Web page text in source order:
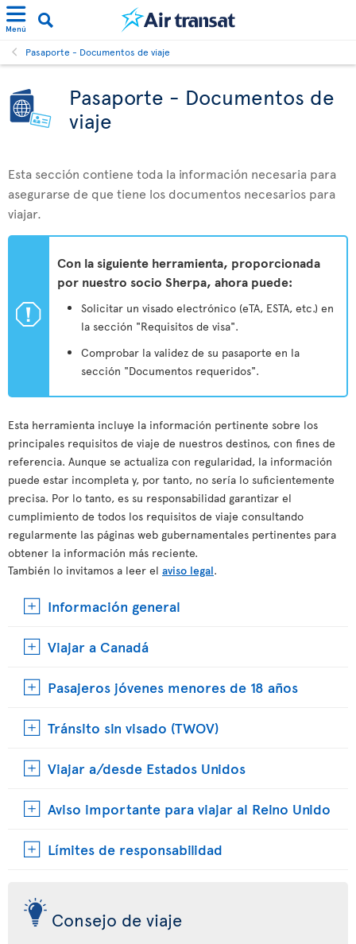
Menú
Pasaporte - Documentos de viaje
Pasaporte - Documentos de
viaje
Esta sección contiene toda la información necesaria para
asegurarse de que tiene los documentos necesarios para
viajar.
ü
Con la siguiente herramienta, proporcionada
por nuestro socio Sherpa, ahora puede:
Solicitar un visado electrónico (eTA, ESTA, etc.) en
la sección "Requisitos de visa".
Comprobar la validez de su pasaporte en la
sección "Documentos requeridos".
Esta herramienta incluye la información pertinente sobre los
principales requisitos de viaje de nuestros destinos, con fines de
referencia. Aunque se actualiza con regularidad, la información
puede estar incompleta y, por tanto, no sería lo suficientemente
precisa. Por lo tanto, es su responsabilidad garantizar el
cumplimiento de todos los requisitos de viaje consultando
regularmente las páginas web gubernamentales pertinentes para
obtener la información más reciente.
También lo invitamos a leer el aviso legal.
Información general
Viajar a Canadá
Pasajeros jóvenes menores de 18 años
Tránsito sin visado (TWOV)
Viajar a/desde Estados Unidos
Aviso importante para viajar al Reino Unido
Límites de responsabilidad
Consejo de viaje